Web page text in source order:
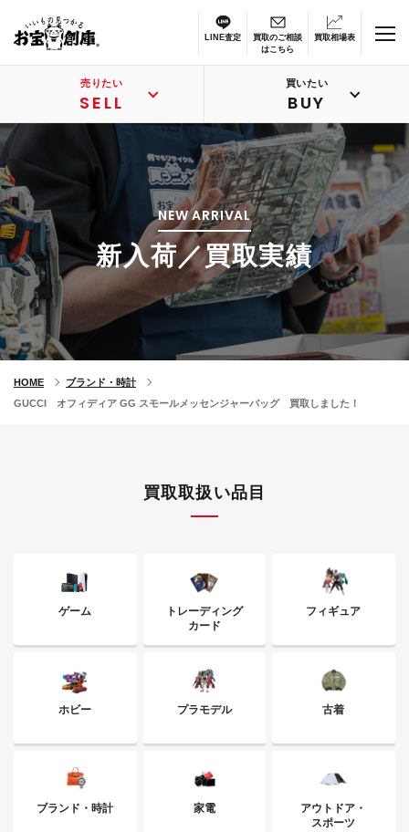
LINE査定
買取のご相談
はこちら
買取相場表
売りたい
SELL
買いたい
BUY
NEW ARRIVAL
新入荷／買取実績
HOME
ブランド・時計
GUCCI オフィディア GG スモールメッセンジャーバッグ 買取しました！
買取取扱い品目
ゲーム
トレーディング
カード
フィギュア
ホビー プラモデル 古着
ブランド・時計 家電
アウトドア・
スポーツ